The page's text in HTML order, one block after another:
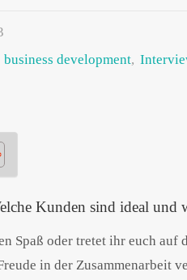
business development,
Kunden sind ideal und
Spaß oder tretet ihr euch
in der Zusammenarbeit